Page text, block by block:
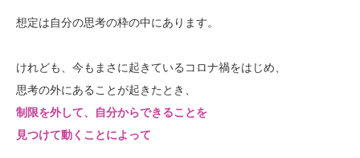
想定は自分の思考の枠の中にあります。
けれども、今もまさに起きているコロナ禍をはじめ、
思考の外にあることが起きたとき、
制限を外して、自分からできることを
見つけて動くことによって